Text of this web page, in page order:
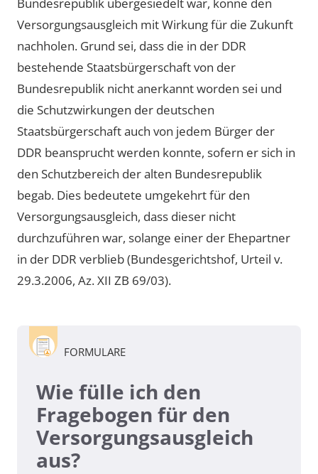
Versorgungsausgleich mit Wirkung für die Zukunft
nachholen. Grund sei, dass die in der DDR
bestehende Staatsbürgerschaft von der
Bundesrepublik nicht anerkannt worden sei und
die Schutzwirkungen der deutschen
Staatsbürgerschaft auch von jedem Bürger der
DDR beansprucht werden konnte, sofern er sich in
den Schutzbereich der alten Bundesrepublik
begab. Dies bedeutete umgekehrt für den
Versorgungsausgleich, dass dieser nicht
durchzuführen war, solange einer der Ehepartner
in der DDR verblieb (Bundesgerichtshof, Urteil v.
29.3.2006, Az. XII ZB 69/03).
FORMULARE
Wie fülle ich den
Fragebogen für den
Versorgungsausgleich
aus?